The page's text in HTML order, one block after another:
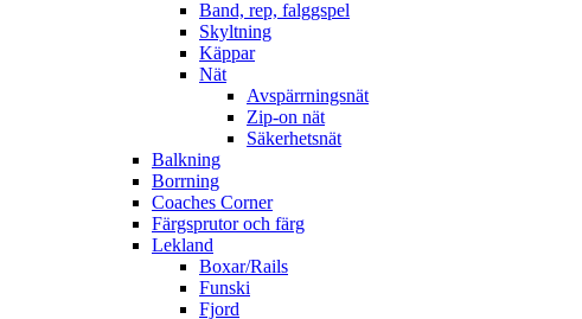
Band, rep, falggspel
Skyltning
Käppar
Nät
Avspärrningsnät
Zip-on nät
Säkerhetsnät
Balkning
Borrning
Coaches Corner
Färgsprutor och färg
Lekland
Boxar/Rails
Funski
Fjord